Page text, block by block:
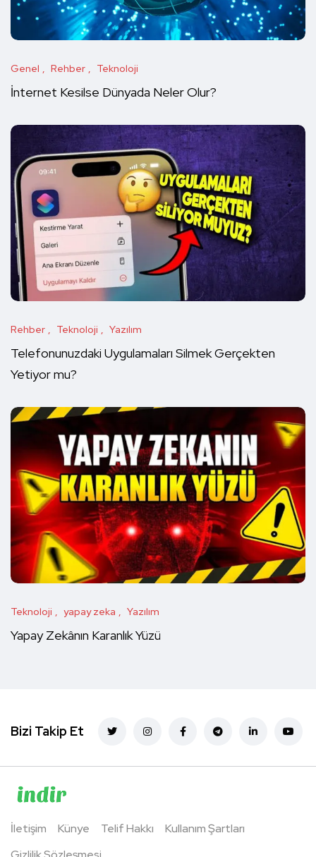
Genel Rehber Teknoloji
İnternet Kesilse Dünyada Neler Olur?
Rehber Teknoloji Yazılım
Telefonunuzdaki Uygulamaları Silmek Gerçekten
Yetiyor mu?
Teknoloji yapay zeka Yazılım
Yapay Zekânın Karanlık Yüzü
Bizi Takip Et
İletişim Künye Telif Hakkı
Kullanım Şartları